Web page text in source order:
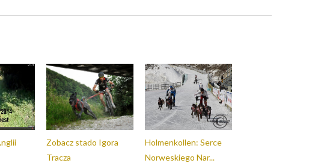
Zobacz stado Igora
Tracza
Holmenkollen: Serce
Norweskiego Nar...